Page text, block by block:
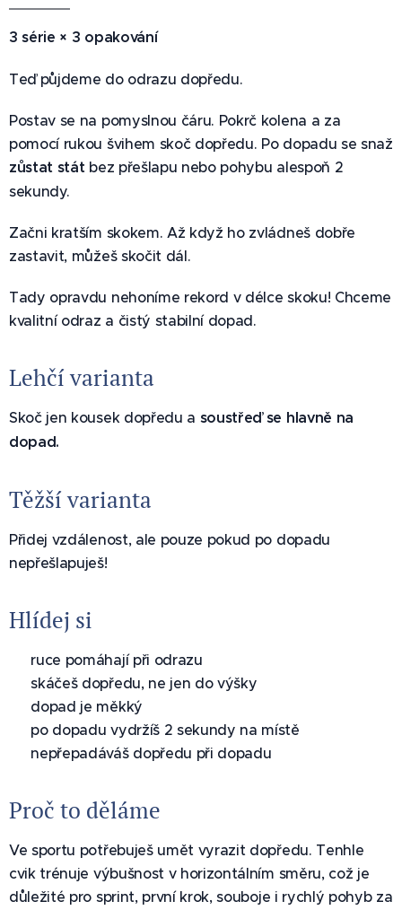
3 série × 3 opakování
Teď půjdeme do odrazu dopředu.
Postav se na pomyslnou čáru. Pokrč kolena a za
pomocí rukou švihem skoč dopředu. Po dopadu se snaž
zůstat státbez přešlapu nebo pohybu alespoň 2
sekundy.
Začni kratším skokem. Až když ho zvládneš dobře
zastavit, můžeš skočit dál.
Tady opravdu nehoníme rekord v délce skoku! Chceme
kvalitní odraz a čistý stabilní dopad.
Lehčí varianta
Skoč jen kousek dopředu a soustřeď se hlavně na
dopad.
Těžší varianta
Přidej vzdálenost, ale pouze pokud po dopadu
nepřešlapuješ!
Hlídej si
✅ ruce pomáhají při odrazu
✅ skáčeš dopředu, ne jen do výšky
✅ dopad je měkký
✅ po dopadu vydržíš 2 sekundy na místě
✅ nepřepadáváš dopředu při dopadu
Proč to děláme
Ve sportu potřebuješ umět vyrazit dopředu. Tenhle
cvik trénuje výbušnost v horizontálním směru, což je
důležité pro sprint, první krok, souboje i rychlý pohyb za